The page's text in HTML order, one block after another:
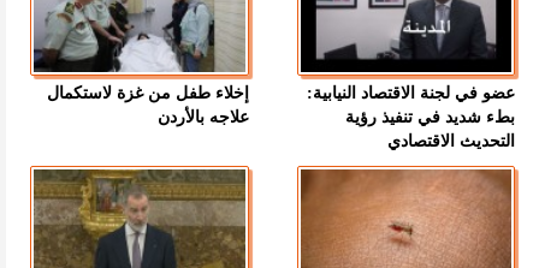
عضو في لجنة الاقتصاد النيابية:
بطء شديد في تنفيذ رؤية
التحديث الاقتصادي
إخلاء طفل من غزة لاستكمال
علاجه بالأردن